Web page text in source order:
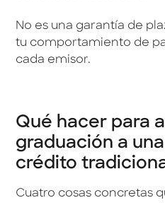
No es una garantía de
tu comportamiento de
cada emisor.
Qué hacer para
graduación a
crédito
Cuatro cosas concretas